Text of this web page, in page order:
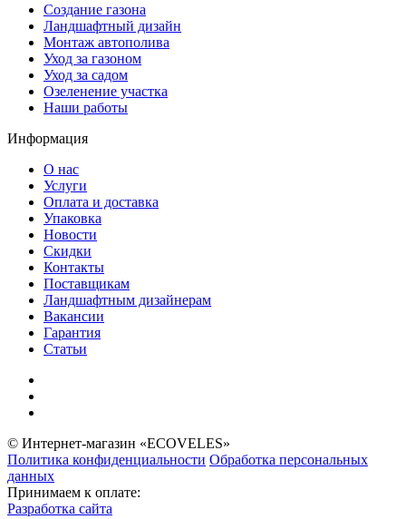
Создание газона
Ландшафтный дизайн
Монтаж автополива
Уход за газоном
Уход за садом
Озеленение участка
Наши работы
Информация
О нас
Услуги
Оплата и доставка
Упаковка
Новости
Скидки
Контакты
Поставщикам
Ландшафтным дизайнерам
Вакансии
Гарантия
Статьи
© Интернет-магазин «ECOVELES»
Политика конфиденциальности Обработка персональных
данных
Принимаем к оплате:
Разработка сайта